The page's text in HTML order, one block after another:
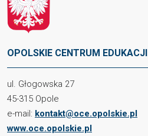
OPOLSKIE CENTRUM EDUKACJI
ul. Głogowska 27
45-315 Opole
e-mail: kontakt@oce.opolskie.pl
www.oce.opolskie.pl